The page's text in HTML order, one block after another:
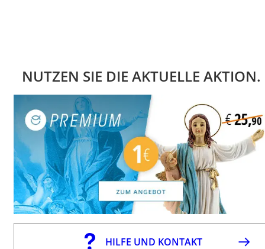
NUTZEN SIE DIE AKTUELLE AKTION.
HILFE UND KONTAKT